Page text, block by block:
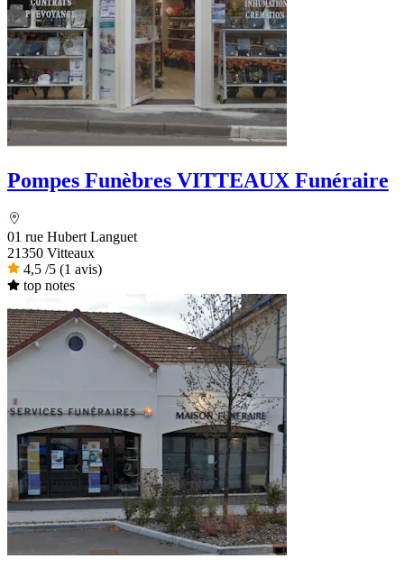
Pompes Funèbres VITTEAUX Funéraire
01 rue Hubert Languet
21350 Vitteaux
4,5 /5 (1 avis)
top notes